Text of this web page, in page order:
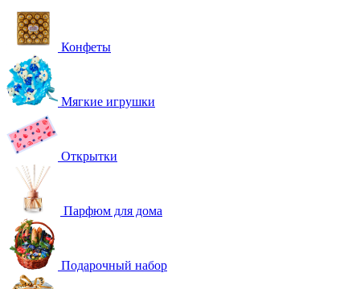
Конфеты
Мягкие игрушки
Открытки
Парфюм для дома
Подарочный набор